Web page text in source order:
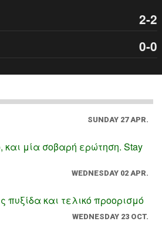
2-2
0-0
SUNDAY 27 APR.
και μία σοβαρή ερώτηση. Stay
WEDNESDAY 02 APR.
πυξίδα και τελικό προορισμό
WEDNESDAY 23 OCT.